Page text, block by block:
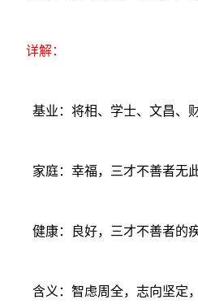
详解：
基业：将相、学士、文昌、财
家庭：幸福，三才不善者无此
健康：良好，三才不善者的疾
含义：智虑周全，志向坚定，